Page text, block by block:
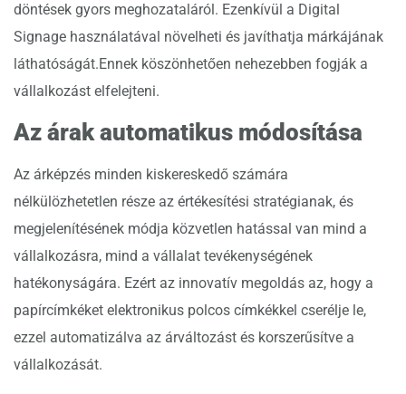
döntések gyors meghozataláról. Ezenkívül a Digital
Signage használatával növelheti és javíthatja márkájának
láthatóságát.Ennek köszönhetően nehezebben fogják a
vállalkozást elfelejteni.
Az árak automatikus módosítása
Az árképzés minden kiskereskedő számára
nélkülözhetetlen része az értékesítési stratégianak, és
megjelenítésének módja közvetlen hatással van mind a
vállalkozásra, mind a vállalat tevékenységének
hatékonyságára. Ezért az innovatív megoldás az, hogy a
papírcímkéket elektronikus polcos címkékkel cserélje le,
ezzel automatizálva az árváltozást és korszerűsítve a
vállalkozását.